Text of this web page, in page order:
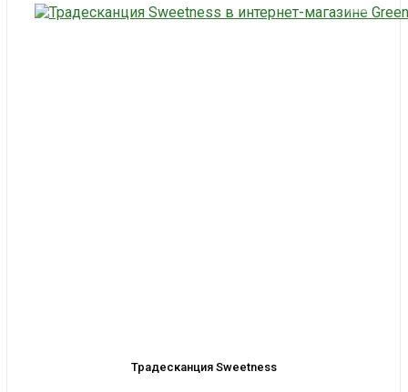
Традесканция Sweetness